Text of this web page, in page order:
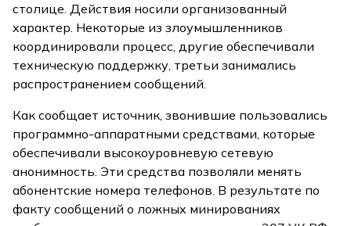
столице. Действия носили организованный
характер. Некоторые из злоумышленников
координировали процесс, другие обеспечивали
техническую поддержку, третьи занимались
распространением сообщений.
Как сообщает источник, звонившие пользовались
программно-аппаратными средствами, которые
обеспечивали высокоуровневую сетевую
анонимность. Эти средства позволяли менять
абонентские номера телефонов. В результате по
факту сообщений о ложных минированиях